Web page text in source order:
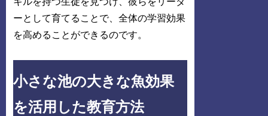
ーとして育てることで、全体の学習効果
を高めることができるのです。
小さな池の大きな魚効果
を活用した教育方法